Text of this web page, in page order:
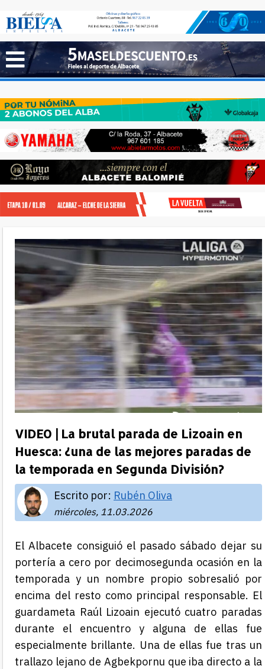
VIDEO | La brutal parada de Lizoain en
Huesca: ¿una de las mejores paradas de
la temporada en Segunda División?
Escrito por: Rubén Oliva
miércoles, 11.03.2026
El Albacete consiguió el pasado sábado dejar su
portería a cero por decimosegunda ocasión en la
temporada y un nombre propio sobresalió por
encima del resto como principal responsable. El
guardameta Raúl Lizoain ejecutó cuatro paradas
durante el encuentro y alguna de ellas fue
especialmente brillante. Una de ellas fue tras un
trallazo lejano de Agbekpornu que iba directo a la